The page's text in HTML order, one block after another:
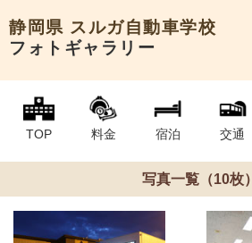
静岡県 スルガ自動車学校
フォトギャラリー
TOP 料金 宿泊 交通
写真一覧（10枚）